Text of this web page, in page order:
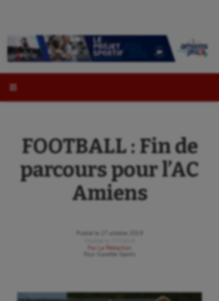
FOOTBALL : Fin de
parcours pour l’AC
Amiens
Publié le
27 octobre 2019
Par
La Rédaction
Gazette Sports